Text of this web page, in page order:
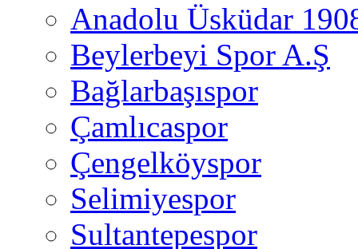
Anadolu Üsküdar
Beylerbeyi Spor A.Ş
Bağlarbaşıspor
Çamlıcaspor
Çengelköyspor
Selimiyespor
Sultantepespor